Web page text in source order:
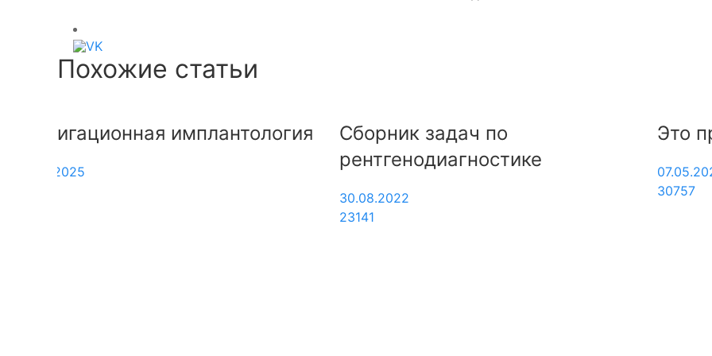
Похожие статьи
Сборник задач по
Это присасывающийся протез!
07.05.2021
30757